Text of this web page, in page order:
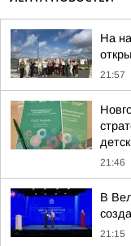
На
21:57
21:46
В
21:15